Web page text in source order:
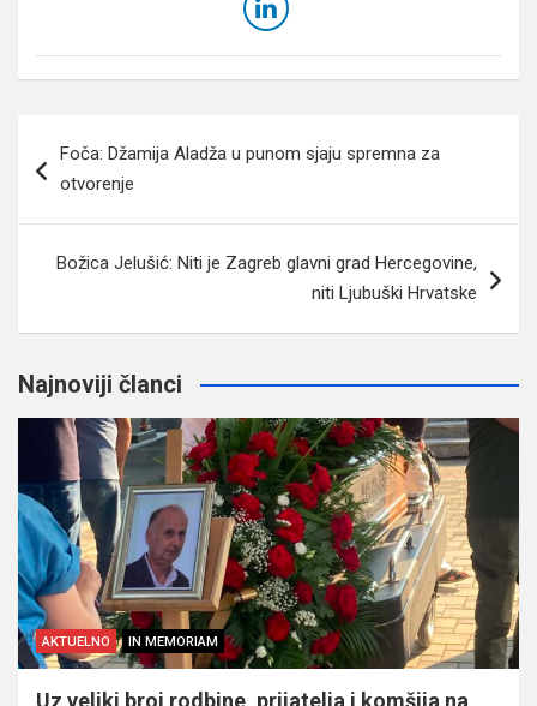
članaka
Foča: Džamija Aladža u punom sjaju spremna za
otvorenje
Božica Jelušić: Niti je Zagreb glavni grad Hercegovine,
niti Ljubuški Hrvatske
Najnoviji članci
AKTUELNO IN MEMORIAM
Uz veliki broj rodbine, prijatelja i komšija na